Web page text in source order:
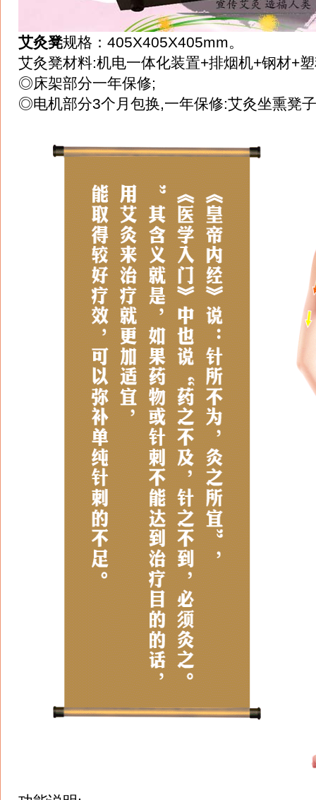
艾灸凳规格：405X405X405mm。
艾灸凳材料:机电一体化装置+排烟机+钢材+
◎床架部分一年保修;
◎电机部分3个月包换,一年保修:艾灸坐熏凳